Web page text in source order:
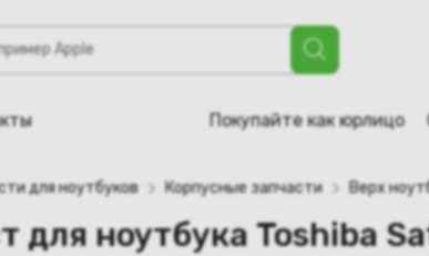
Покупайте как юрлицо
Toshiba Satellite C650, C650D, C655, C655D
для ноутбуков Корпусные запчасти Верх
для ноутбука Toshiba